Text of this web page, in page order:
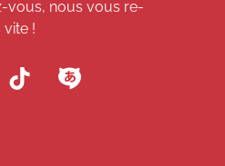
vous, nous vous re-
!